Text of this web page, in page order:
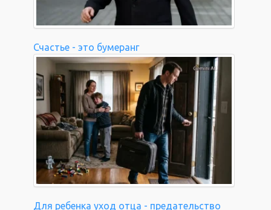
Счастье - это бумеранг
Для ребенка уход отца - предательство